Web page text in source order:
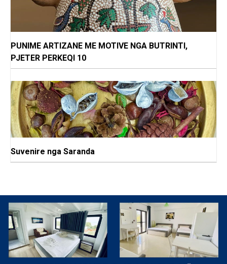
PUNIME ARTIZANE ME MOTIVE NGA BUTRINTI,
PJETER PERKEQI 10
Suvenire nga Saranda